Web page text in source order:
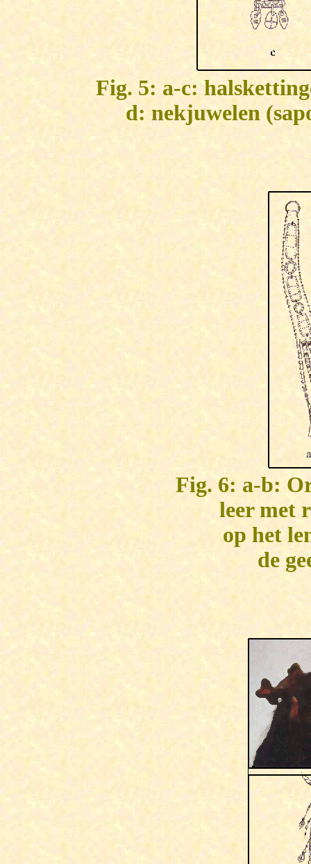
Fig. 5: a-c:
d: nekjuwelen
Fig. 6: a-b:
leer met
op het
de